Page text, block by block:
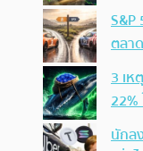
ตลา
3 เห
22%
นักล